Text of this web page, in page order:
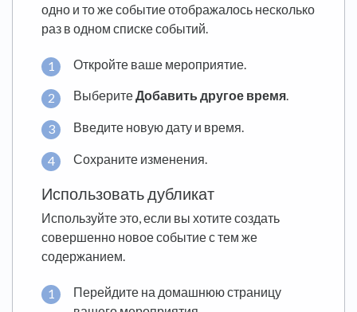
одно и то же событие отображалось несколько
раз в одном списке событий.
Откройте ваше мероприятие.
ВыберитеДобавить другое время.
Введите новую дату и время.
Сохраните изменения.
Использовать дубликат
Используйте это, если вы хотите создать
совершенно новое событие с тем же
содержанием.
Перейдите на домашнюю страницу